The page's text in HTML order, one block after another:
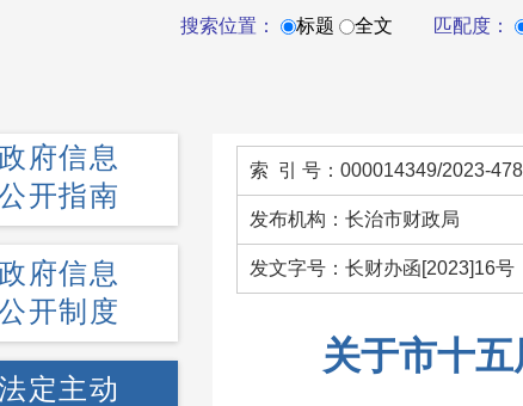
搜索位置： 标题 全文 匹配度：
信息
开指南
府信息
开制度
定主动
索 引 号：000014349/2023-
发布机构：长治市财政局
发文字号：长财办函[2023]16号
关于市十